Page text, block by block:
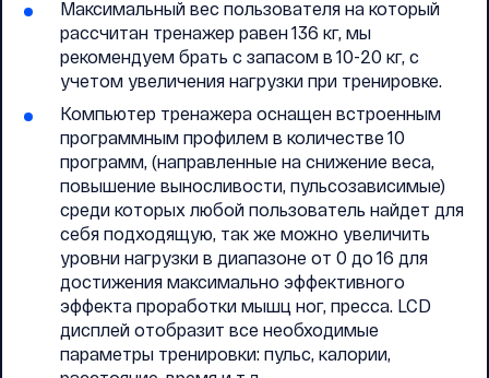
Максимальный вес пользователя на который
рассчитан тренажер равен 136 кг, мы
рекомендуем брать с запасом в 10-20 кг, с
учетом увеличения нагрузки при тренировке.
Компьютер тренажера оснащен встроенным
программным профилем в количестве 10
программ, (направленные на снижение веса,
повышение выносливости, пульсозависимые)
среди которых любой пользователь найдет для
себя подходящую, так же можно увеличить
уровни нагрузки в диапазоне от 0 до 16 для
достижения максимально эффективного
эффекта проработки мышц ног, пресса. LCD
дисплей отобразит все необходимые
параметры тренировки: пульс, калории,